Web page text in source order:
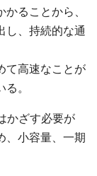
ることから、
し、持続的な通
て高速なことが
。
かざす必要が
、小容量、一期